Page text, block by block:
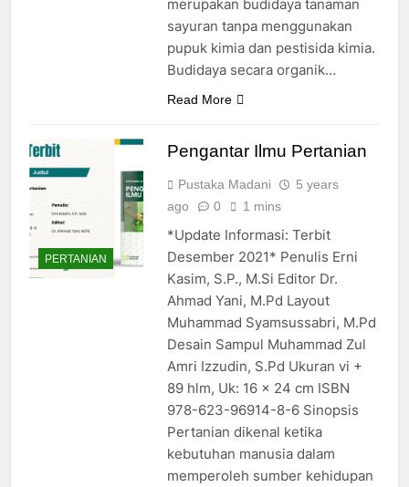
merupakan budidaya tanaman
sayuran tanpa menggunakan
pupuk kimia dan pestisida kimia.
Budidaya secara organik…
Read More
PERTANIAN
Pengantar Ilmu Pertanian
Pustaka Madani
5 years
ago
0 1 mins
*Update Informasi: Terbit
Desember 2021* Penulis Erni
Kasim, S.P., M.Si Editor Dr.
Ahmad Yani, M.Pd Layout
Muhammad Syamsussabri, M.Pd
Desain Sampul Muhammad Zul
Amri Izzudin, S.Pd Ukuran vi +
89 hlm, Uk: 16 x 24 cm ISBN
978-623-96914-8-6 Sinopsis
Pertanian dikenal ketika
kebutuhan manusia dalam
memperoleh sumber kehidupan